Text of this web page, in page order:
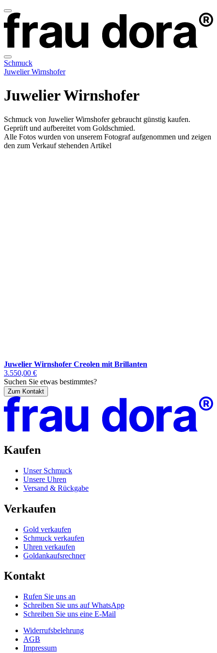
Schmuck
Juwelier Wirnshofer
Juwelier Wirnshofer
Schmuck von Juwelier Wirnshofer gebraucht günstig kaufen.
Geprüft und aufbereitet vom Goldschmied.
Alle Fotos wurden von unserem Fotograf aufgenommen und zeigen
den zum Verkauf stehenden Artikel
Juwelier Wirnshofer Creolen mit Brillanten
3.550,00 €
Suchen Sie etwas bestimmtes?
Zum Kontakt
Kaufen
Unser Schmuck
Unsere Uhren
Versand & Rückgabe
Verkaufen
Gold verkaufen
Schmuck verkaufen
Uhren verkaufen
Goldankaufsrechner
Kontakt
Rufen Sie uns an
Schreiben Sie uns auf WhatsApp
Schreiben Sie uns eine E-Mail
Widerrufsbelehrung
AGB
Impressum